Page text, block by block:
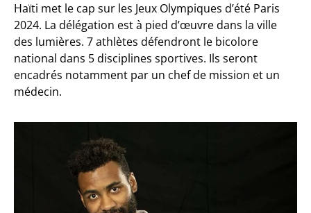
Haïti met le cap sur les Jeux Olympiques d’été Paris
2024. La délégation est à pied d’œuvre dans la ville
des lumières. 7 athlètes défendront le bicolore
national dans 5 disciplines sportives. Ils seront
encadrés notamment par un chef de mission et un
médecin.